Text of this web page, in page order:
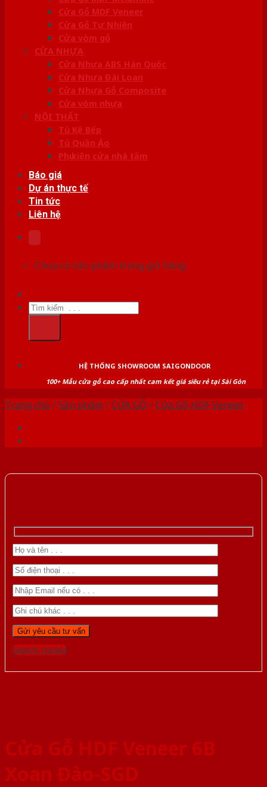
Cửa Gỗ MDF Veneer
Cửa Gỗ Tự Nhiên
Cửa vòm gỗ
CỬA NHỰA
Cửa Nhựa ABS Hàn Quốc
Cửa Nhựa Đài Loan
Cửa Nhựa Gỗ Composite
Cửa vòm nhựa
NỘI THẤT
Tủ Kệ Bếp
Tủ Quần Áo
Phụ kiện cửa nhà tắm
Báo giá
Dự án thực tế
Tin tức
Liên hệ
Chưa có sản phẩm trong giỏ hàng.
Tìm
kiếm:
HỆ THỐNG SHOWROOM SAIGONDOOR
100+ Mẫu cửa gỗ cao cấp nhất cam kết giá siêu rẻ tại Sài Gòn
Trang chủ /Sản phẩm /CỬA GỖ /Cửa Gỗ HDF Veneer
Gọi 0976.169.864
Cửa Gỗ HDF Veneer 6B
Xoan Đào-SGD